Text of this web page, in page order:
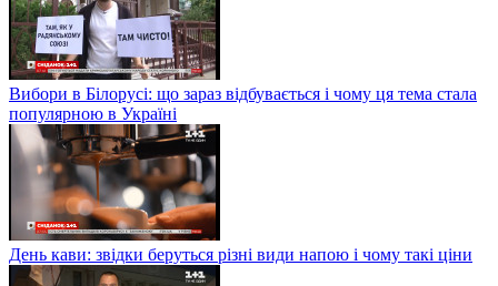
Вибори в Білорусі: що зараз відбувається і чому ця тема стала
популярною в Україні
День кави: звідки беруться різні види напою і чому такі ціни